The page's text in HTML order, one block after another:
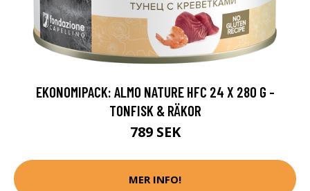
EKONOMIPACK: ALMO NATURE HFC 24 X 280 G -
TONFISK & RÄKOR
789 SEK
MER INFO!